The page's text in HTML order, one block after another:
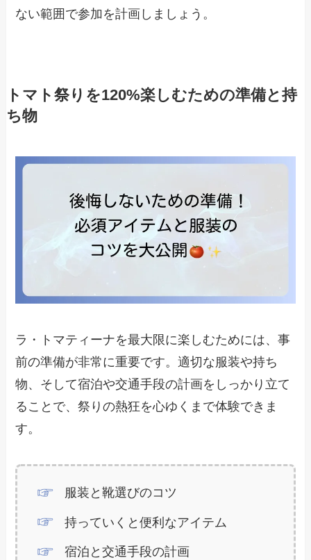
ない範囲で参加を計画しましょう。
トマト祭りを120%楽しむための準備と持
ち物
ラ・トマティーナを最大限に楽しむためには、事
前の準備が非常に重要です。適切な服装や持ち
物、そして宿泊や交通手段の計画をしっかり立て
ることで、祭りの熱狂を心ゆくまで体験できま
す。
服装と靴選びのコツ
持っていくと便利なアイテム
宿泊と交通手段の計画